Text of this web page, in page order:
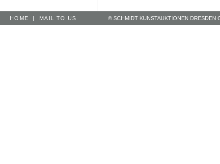
HOME | MAIL TO US © SCHMIDT KUNSTAUKTIONEN DRESDEN